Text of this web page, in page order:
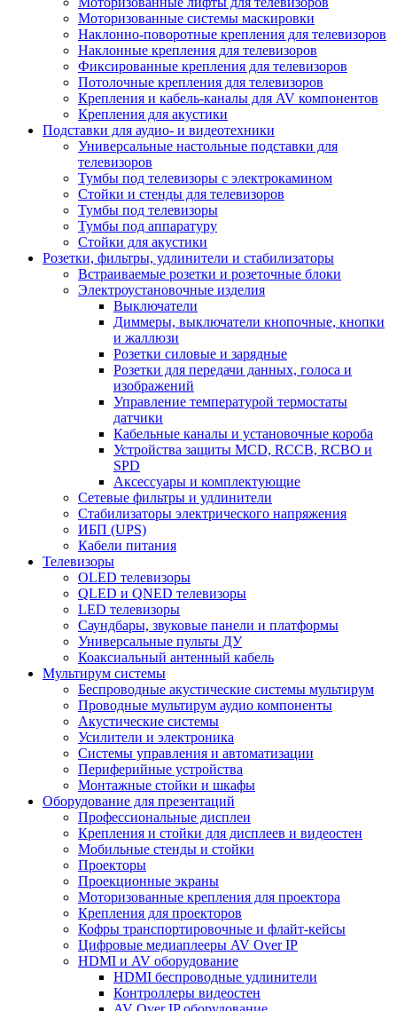
Моторизованные системы маскировки
Наклонно-поворотные крепления для телевизоров
Наклонные крепления для телевизоров
Фиксированные крепления для телевизоров
Потолочные крепления для телевизоров
Крепления и кабель-каналы для AV компонентов
Крепления для акустики
Подставки для аудио- и видеотехники
Универсальные настольные подставки для
телевизоров
Тумбы под телевизоры с электрокамином
Стойки и стенды для телевизоров
Тумбы под телевизоры
Тумбы под аппаратуру
Стойки для акустики
Розетки, фильтры, удлинители и стабилизаторы
Встраиваемые розетки и розеточные блоки
Электроустановочные изделия
Выключатели
Диммеры, выключатели кнопочные, кнопки
и жаллюзи
Розетки силовые и зарядные
Розетки для передачи данных, голоса и
изображений
Управление температурой термостаты
датчики
Кабельные каналы и установочные короба
Устройства защиты MCD, RCCB, RCBO и
SPD
Аксессуары и комплектующие
Сетевые фильтры и удлинители
Стабилизаторы электрического напряжения
ИБП (UPS)
Кабели питания
Телевизоры
OLED телевизоры
QLED и QNED телевизоры
LED телевизоры
Саундбары, звуковые панели и платформы
Универсальные пульты ДУ
Коаксиальный антенный кабель
Мультирум системы
Беспроводные акустические системы мультирум
Проводные мультирум аудио компоненты
Акустические системы
Усилители и электроника
Системы управления и автоматизации
Периферийные устройства
Монтажные стойки и шкафы
Оборудование для презентаций
Профессиональные дисплеи
Крепления и стойки для дисплеев и видеостен
Мобильные стенды и стойки
Проекторы
Проекционные экраны
Моторизованные крепления для проектора
Крепления для проекторов
Кофры транспортировочные и флайт-кейсы
Цифровые медиаплееры AV Over IP
HDMI и AV оборудование
HDMI беспроводные удлинители
Контроллеры видеостен